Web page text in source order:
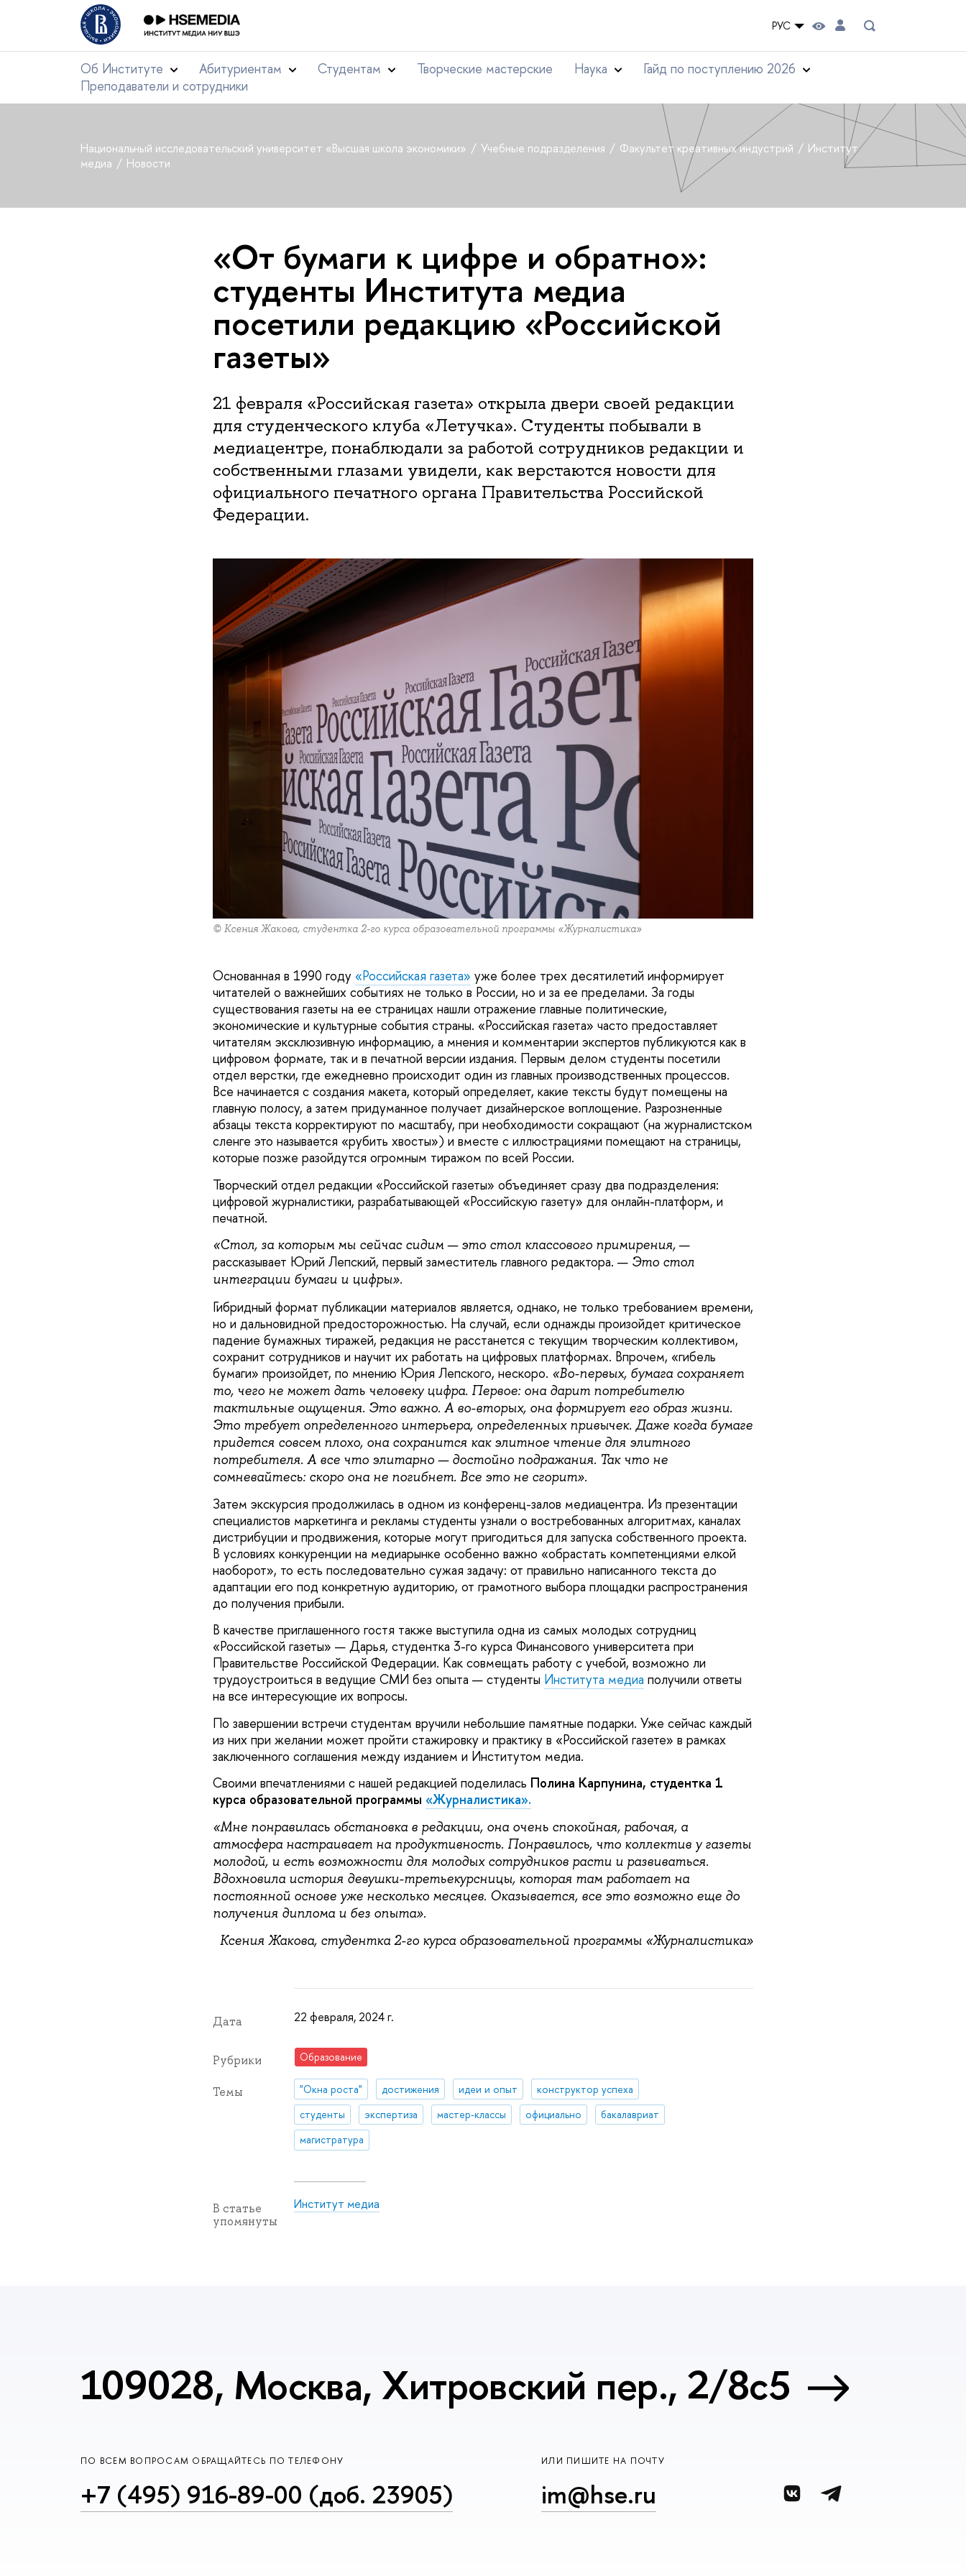
РУС
Об Институте Абитуриентам Студентам Творческие мастерские Наука
Гайд по поступлению 2026
Преподаватели и сотрудники
Национальный исследовательский университет «Высшая школа экономики» Учебные подразделения Факультет креативных индустрий
Институт
медиа
Новости
«От бумаги к цифре и обратно»:
студенты Института медиа
посетили редакцию «Российской
газеты»
21 февраля «Российская газета» открыла двери своей редакции
для студенческого клуба «Летучка». Студенты побывали в
медиацентре, понаблюдали за работой сотрудников редакции и
собственными глазами увидели, как верстаются новости для
официального печатного органа Правительства Российской
Федерации.
© Ксения Жакова, студентка 2-го курса образовательной программы «Журналистика»
Основанная в 1990 году «Российская газета» уже более трех десятилетий информирует
читателей о важнейших событиях не только в России, но и за ее пределами. За годы
существования газеты на ее страницах нашли отражение главные политические,
экономические и культурные события страны. «Российская газета» часто предоставляет
читателям эксклюзивную информацию, а мнения и комментарии экспертов публикуются как в
цифровом формате, так и в печатной версии издания. Первым делом студенты посетили
отдел верстки, где ежедневно происходит один из главных производственных процессов.
Все начинается с создания макета, который определяет, какие тексты будут помещены на
главную полосу, а затем придуманное получает дизайнерское воплощение. Разрозненные
абзацы текста корректируют по масштабу, при необходимости сокращают (на журналистском
сленге это называется «рубить хвосты») и вместе с иллюстрациями помещают на страницы,
которые позже разойдутся огромным тиражом по всей России.
Творческий отдел редакции «Российской газеты» объединяет сразу два подразделения:
цифровой журналистики, разрабатывающей «Российскую газету» для онлайн-платформ, и
печатной.
«Стол, за которым мы сейчас сидим — это стол классового примирения, —
рассказывает Юрий Лепский, первый заместитель главного редактора. — Это стол
интеграции бумаги и цифры».
Гибридный формат публикации материалов является, однако, не только требованием времени,
но и дальновидной предосторожностью. На случай, если однажды произойдет критическое
падение бумажных тиражей, редакция не расстанется с текущим творческим коллективом,
сохранит сотрудников и научит их работать на цифровых платформах. Впрочем, «гибель
бумаги» произойдет, по мнению Юрия Лепского, нескоро. «Во-первых, бумага сохраняет
то, чего не может дать человеку цифра. Первое: она дарит потребителю
тактильные ощущения. Это важно. А во-вторых, она формирует его образ жизни.
Это требует определенного интерьера, определенных привычек. Даже когда бумаге
придется совсем плохо, она сохранится как элитное чтение для элитного
потребителя. А все что элитарно — достойно подражания. Так что не
сомневайтесь: скоро она не погибнет. Все это не сгорит».
Затем экскурсия продолжилась в одном из конференц-залов медиацентра. Из презентации
специалистов маркетинга и рекламы студенты узнали о востребованных алгоритмах, каналах
дистрибуции и продвижения, которые могут пригодиться для запуска собственного проекта.
В условиях конкуренции на медиарынке особенно важно «обрастать компетенциями елкой
наоборот», то есть последовательно сужая задачу: от правильно написанного текста до
адаптации его под конкретную аудиторию, от грамотного выбора площадки распространения
до получения прибыли.
В качестве приглашенного гостя также выступила одна из самых молодых сотрудниц
«Российской газеты» — Дарья, студентка 3-го курса Финансового университета при
Правительстве Российской Федерации. Как совмещать работу с учебой, возможно ли
трудоустроиться в ведущие СМИ без опыта — студенты Института медиа получили ответы
на все интересующие их вопросы.
По завершении встречи студентам вручили небольшие памятные подарки. Уже сейчас каждый
из них при желании может пройти стажировку и практику в «Российской газете» в рамках
заключенного соглашения между изданием и Институтом медиа.
Своими впечатлениями с нашей редакцией поделилась Полина Карпунина, студентка 1
курса образовательной программы «Журналистика».
«Мне понравилась обстановка в редакции, она очень спокойная, рабочая, а
атмосфера настраивает на продуктивность. Понравилось, что коллектив у газеты
молодой, и есть возможности для молодых сотрудников расти и развиваться.
Вдохновила история девушки-третьекурсницы, которая там работает на
постоянной основе уже несколько месяцев. Оказывается, все это возможно еще до
получения диплома и без опыта».
Ксения Жакова, студентка 2-го курса образовательной программы «Журналистика»
Дата 22 февраля, 2024 г.
Рубрики Образование
Темы "Окна роста" достижения идеи и опыт
конструктор успеха
студенты
экспертиза мастер-классы официально
бакалавриат
магистратура
В статье
упомянуты
Институт медиа
109028, Москва, Хитровский пер., 2/8с5
ПО ВСЕМ ВОПРОСАМ ОБРАЩАЙТЕСЬ ПО ТЕЛЕФОНУ
+7 (495) 916-89-00 (доб. 23905)
ИЛИ ПИШИТЕ НА ПОЧТУ
im@hse.ru